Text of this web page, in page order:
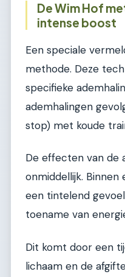
De Wim Hof
intense boost
Een speciale
methode. Deze
specifieke
ademhalingen
stop) met koude
De effecten van de
onmiddellijk.
een tintelend
toename van
Dit komt door een
lichaam en de